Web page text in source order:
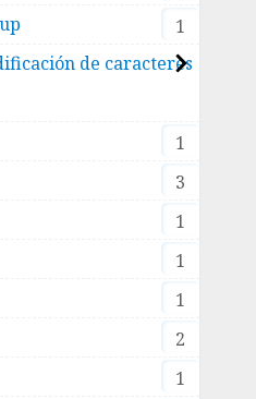
1
de caracteres
1
3
1
1
1
2
1